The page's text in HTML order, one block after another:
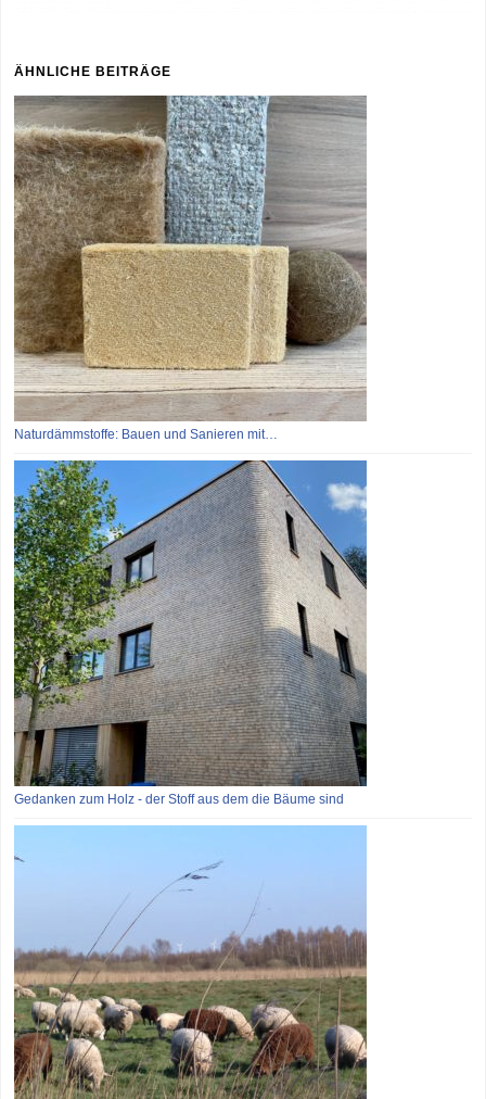
ÄHNLICHE BEITRÄGE
Naturdämmstoffe: Bauen und Sanieren mit…
Gedanken zum Holz - der Stoff aus dem die Bäume sind